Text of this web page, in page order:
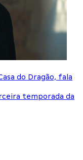
do Dragão, fala
temporada da